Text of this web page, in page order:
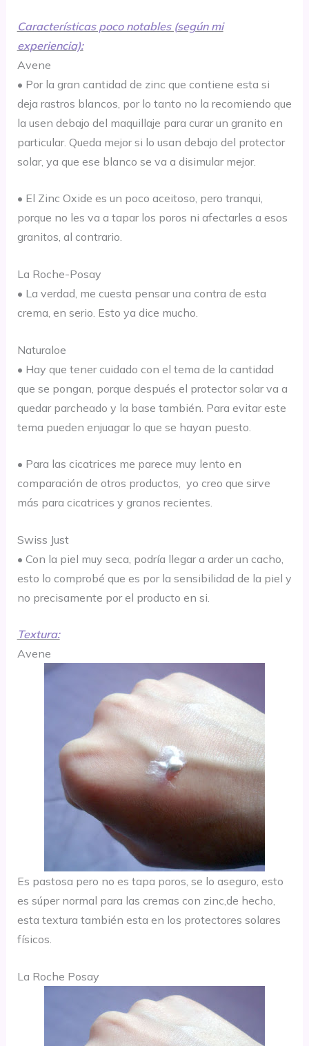
Características poco notables (según mi
experiencia):
Avene
• Por la gran cantidad de zinc que contiene esta si
deja rastros blancos, por lo tanto no la recomiendo que
la usen debajo del maquillaje para curar un granito en
particular. Queda mejor si lo usan debajo del protector
solar, ya que ese blanco se va a disimular mejor.
• El Zinc Oxide es un poco aceitoso, pero tranqui,
porque no les va a tapar los poros ni afectarles a esos
granitos, al contrario.
La Roche-Posay
• La verdad, me cuesta pensar una contra de esta
crema, en serio. Esto ya dice mucho.
Naturaloe
• Hay que tener cuidado con el tema de la cantidad
que se pongan, porque después el protector solar va a
quedar parcheado y la base también . Para evitar este
tema pueden enjuagar lo que se hayan puesto.
• Para las cicatrices me parece muy lento en
comparación de otros productos, yo creo que sirve
más para cicatrices y granos recientes.
Swiss Just
• Con la piel muy seca, podría llegar a arder un cacho,
esto lo comprobé que es por la sensibilidad de la piel y
no precisamente por el producto en si.
Textura:
Avene
Es pastosa pero no es tapa poros, se lo aseguro, esto
es súper normal para las cremas con zinc,de hecho,
esta textura también esta en los protectores solares
físicos.
La Roche Posay